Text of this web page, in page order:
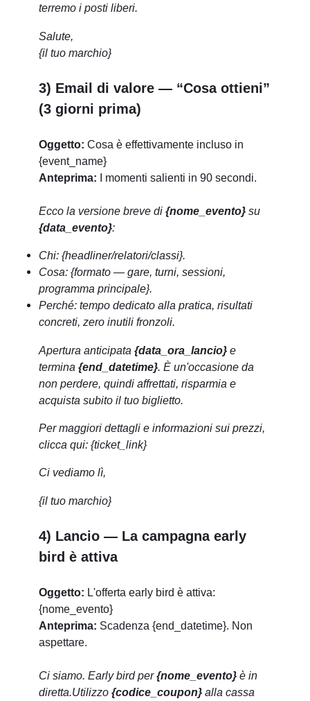
terremo i posti liberi.
Salute,
{il tuo marchio}
3) Email di valore — “Cosa ottieni”
(3 giorni prima)
Oggetto: Cosa è effettivamente incluso in
{event_name}
Anteprima: I momenti salienti in 90 secondi.
Ecco la versione breve di {nome_evento} su
{data_evento}:
Chi: {headliner/relatori/classi}.
Cosa: {formato — gare, turni, sessioni,
programma principale}.
Perché: tempo dedicato alla pratica, risultati
concreti, zero inutili fronzoli.
Apertura anticipata {data_ora_lancio} e
termina {end_datetime} . È un'occasione da
non perdere, quindi affrettati, risparmia e
acquista subito il tuo biglietto.
Per maggiori dettagli e informazioni sui prezzi,
clicca qui: {ticket_link}
Ci vediamo lì,
{il tuo marchio}
4) Lancio — La campagna early
bird è attiva
Oggetto: L'offerta early bird è attiva:
{nome_evento}
Anteprima: Scadenza {end_datetime}. Non
aspettare.
Ci siamo. Early bird per{nome_evento} è in
diretta. Utilizzo {codice_coupon} alla cassa